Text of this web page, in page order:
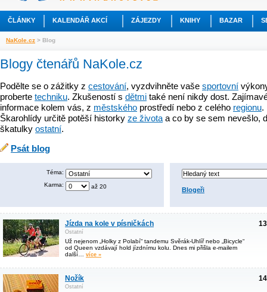
ČLÁNKY KALENDÁŘ AKCÍ ZÁJEZDY KNIHY BAZAR
NaKole.cz > Blog
Blogy čtenářů NaKole.cz
Podělte se o zážitky z cestování, vyzdvihněte vaše sportovní
proberte techniku. Zkušeností s dětmi také není nikdy dost.
informace kolem vás, z městského prostředí nebo z celého regionu.
Škarohlídy určitě potěší historky ze života a co by se sem nevešlo,
škatulky ostatní.
Psát blog
Téma:
Karma:
až 20 Blogeři
Jízda na kole v písničkách
Ostatní
Už nejenom „Holky z Polabí“ tandemu Svěrák-Uhlíř nebo „Bicycle“
od Queen vzdávají hold jízdnímu kolu. Dnes mi přišla e-mailem
další… více »
Nožík
Ostatní